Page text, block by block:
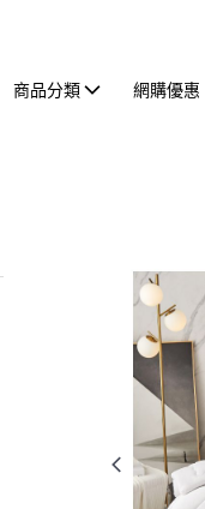
商品分類 網購優惠